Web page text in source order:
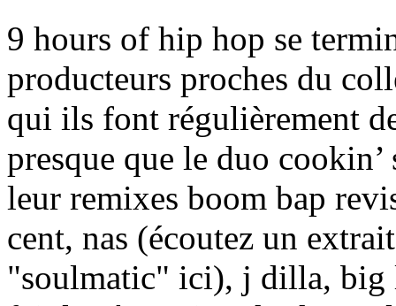
9 hours of hip hop se
producteurs proches du
qui ils font régulièrement
presque que le duo
leur remixes boom bap
cent, nas (écoutez un
"soulmatic" ici), j dilla, big